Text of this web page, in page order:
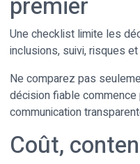
Une checklist limite les
inclusions, suivi, risques
Ne comparez pas
décision fiable
communication
Coût,